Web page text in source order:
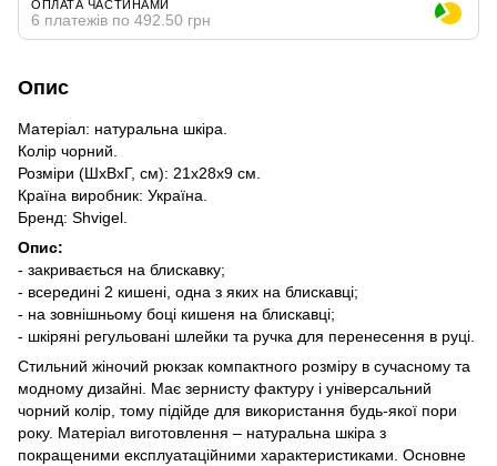
ОПЛАТА ЧАСТИНАМИ
6 платежів по 492.50 грн
Опис
Матеріал: натуральна шкіра.
Колір чорний.
Розміри (ШхВхГ, см): 21х28х9 см.
Країна виробник: Україна.
Бренд: Shvigel.
Опис:
- закривається на блискавку;
- всередині 2 кишені, одна з яких на блискавці;
- на зовнішньому боці кишеня на блискавці;
- шкіряні регульовані шлейки та ручка для перенесення в руці.
Стильний жіночий рюкзак компактного розміру в сучасному та
модному дизайні. Має зернисту фактуру і універсальний
чорний колір, тому підійде для використання будь-якої пори
року. Матеріал виготовлення – натуральна шкіра з
покращеними експлуатаційними характеристиками. Основне